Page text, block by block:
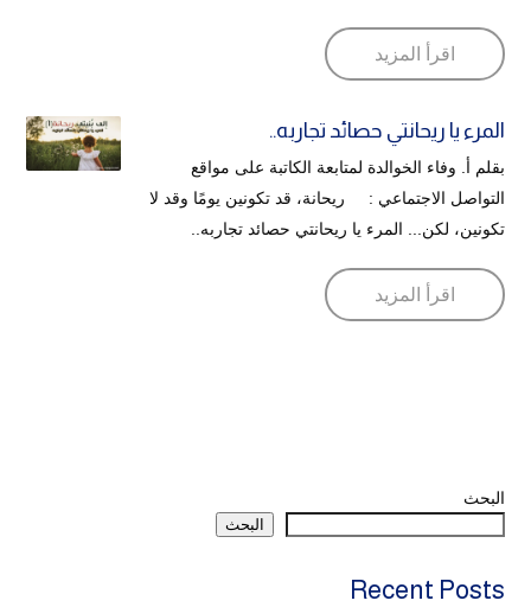
اقرأ المزيد
المرء يا ريحانتي حصائد تجاربه..
بقلم أ. وفاء الخوالدة لمتابعة الكاتبة على مواقع
التواصل الاجتماعي : ريحانة، قد تكونين يومًا وقد لا
تكونين، لكن... المرء يا ريحانتي حصائد تجاربه..
اقرأ المزيد
البحث
البحث
Recent Posts